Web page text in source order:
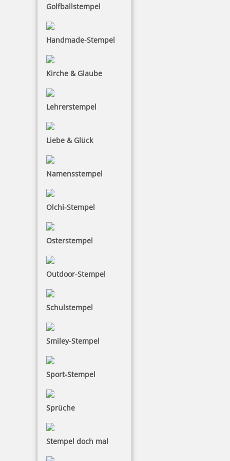
Golfballstempel
Handmade-Stempel
Kirche & Glaube
Lehrerstempel
Liebe & Glück
Namensstempel
Olchi-Stempel
Osterstempel
Outdoor-Stempel
Schulstempel
Smiley-Stempel
Sport-Stempel
Sprüche
Stempel doch mal
4,92 €
Colop Datumsstempel 03000 Schrifthöhe 3 mm